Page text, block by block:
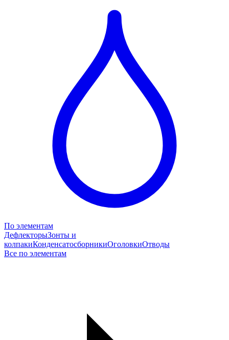
По элементам
ДефлекторыЗонты и
колпакиКонденсатосборникиОголовкиОтводы
Все по элементам